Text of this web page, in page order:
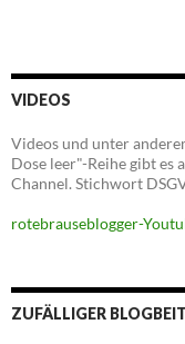
VIDEOS
Videos und unter
Dose leer"-Reihe gibt es
Channel. Stichwort
rotebrauseblogger-
ZUFÄLLIGER